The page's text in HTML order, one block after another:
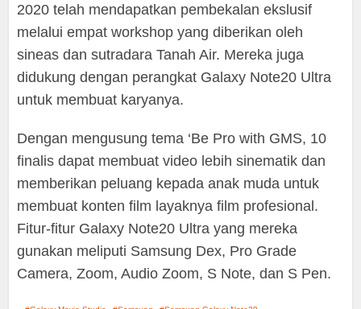
2020 telah mendapatkan pembekalan ekslusif
melalui empat workshop yang diberikan oleh
sineas dan sutradara Tanah Air. Mereka juga
didukung dengan perangkat Galaxy Note20 Ultra
untuk membuat karyanya.
Dengan mengusung tema ‘Be Pro with GMS, 10
finalis dapat membuat video lebih sinematik dan
memberikan peluang kepada anak muda untuk
membuat konten film layaknya film profesional.
Fitur-fitur Galaxy Note20 Ultra yang mereka
gunakan meliputi Samsung Dex, Pro Grade
Camera, Zoom, Audio Zoom, S Note, dan S Pen.